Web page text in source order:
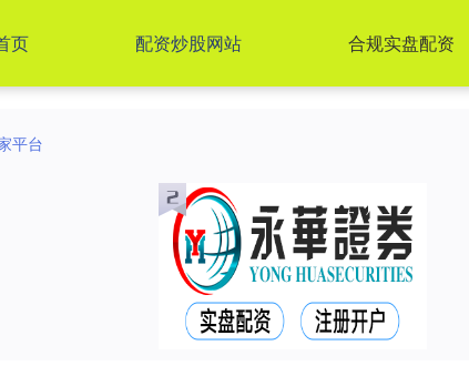
页 配资炒股网站 合规实盘配资
平台